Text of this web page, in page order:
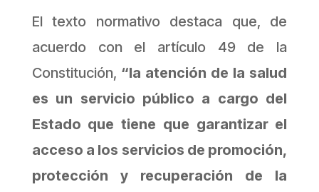
El texto normativo destaca que, de
acuerdo con el artículo 49 de la
Constitución, “la atención de la salud
es un servicio público a cargo del
Estado que tiene que garantizar el
acceso a los servicios de promoción,
protección y recuperación de la